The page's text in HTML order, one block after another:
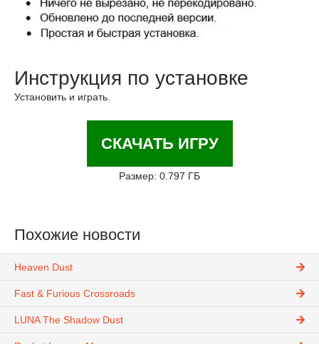
Инструкция по установке
Установить и играть.
СКАЧАТЬ ИГРУ
Размер: 0.797 ГБ
Похожие новости
Heaven Dust
Fast & Furious Crossroads
LUNA The Shadow Dust